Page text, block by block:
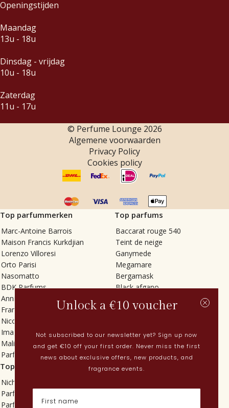
Openingstijden
Maandag
13u - 18u
Dinsdag - vrijdag
10u - 18u
Zaterdag
11u - 17u
© Perfume Lounge 2026
Algemene voorwaarden
Privacy Policy
Cookies policy
Top parfummerken
Marc-Antoine Barrois
Maison Francis Kurkdjian
Lorenzo Villoresi
Orto Parisi
Nasomatto
BDK Parfums
Annindriya
Francesca Bianchi
Nicolaï
Imaginary Authors
Malin + Goetz
Parfums MDCI
Top parfums
Baccarat rouge 540
Teint de neige
Ganymede
Megamare
Bergamask
Black afgano
Gris charnel
Tilia
Vetiver Rain
In Love with Everything
Sticky Fingers
Top categorieën
Niche parfums
Parfums voor dames
Parfums voor heren
Actueel
Unlock a €10 voucher
Not subscribed to our newsletter yet? Sign up now
and get €10 off your first order. Never miss the first
news about exclusive offers, new products, and
fragrance events.